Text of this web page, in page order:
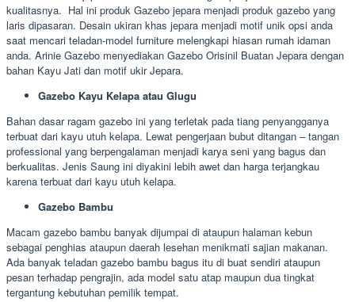
kualitasnya. Hal ini produk Gazebo jepara menjadi produk gazebo yang
laris dipasaran. Desain ukiran khas jepara menjadi motif unik opsi anda
saat mencari teladan-model furniture melengkapi hiasan rumah idaman
anda. Arinie Gazebo menyediakan Gazebo Orisinil Buatan Jepara dengan
bahan Kayu Jati dan motif ukir Jepara.
Gazebo Kayu Kelapa atau Glugu
Bahan dasar ragam gazebo ini yang terletak pada tiang penyangganya
terbuat dari kayu utuh kelapa. Lewat pengerjaan bubut ditangan – tangan
professional yang berpengalaman menjadi karya seni yang bagus dan
berkualitas. Jenis Saung ini diyakini lebih awet dan harga terjangkau
karena terbuat dari kayu utuh kelapa.
Gazebo Bambu
Macam gazebo bambu banyak dijumpai di ataupun halaman kebun
sebagai penghias ataupun daerah lesehan menikmati sajian makanan.
Ada banyak teladan gazebo bambu bagus itu di buat sendiri ataupun
pesan terhadap pengrajin, ada model satu atap maupun dua tingkat
tergantung kebutuhan pemilik tempat.